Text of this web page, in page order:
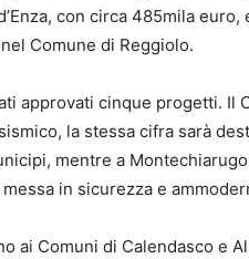
con circa 485mila
Comune di Reggiolo.
approvati cinque progetti. Il
la stessa cifra sarà
mentre a
in sicurezza e
ai Comuni di Calendasco e